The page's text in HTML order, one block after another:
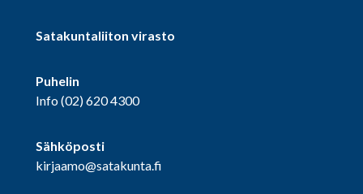
Satakuntaliiton virasto
Puhelin
Info(02) 620 4300
Sähköposti
kirjaamo@satakunta.fi